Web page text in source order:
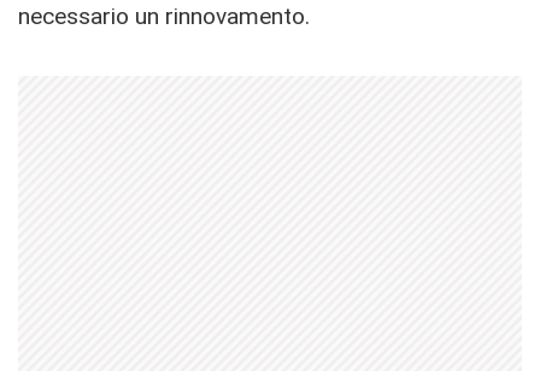
necessario un rinnovamento.